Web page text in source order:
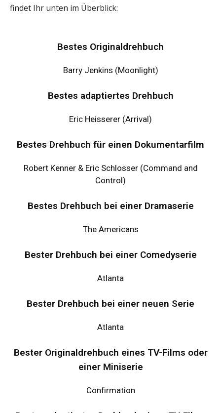
findet Ihr unten im Überblick:
Bestes Originaldrehbuch
Barry Jenkins (Moonlight)
Bestes adaptiertes Drehbuch
Eric Heisserer (Arrival)
Bestes Drehbuch für einen Dokumentarfilm
Robert Kenner & Eric Schlosser (Command and
Control)
Bestes Drehbuch bei einer Dramaserie
The Americans
Bester Drehbuch bei einer Comedyserie
Atlanta
Bester Drehbuch bei einer neuen Serie
Atlanta
Bester Originaldrehbuch eines TV-Films oder
einer Miniserie
Confirmation